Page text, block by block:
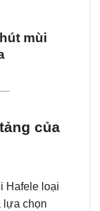
mùi
của
Hafele loại
lựa chọn